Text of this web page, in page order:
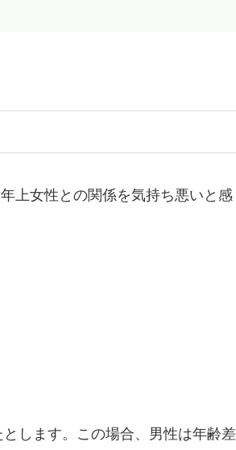
上女性との関係を気持ち悪いと感
します。この場合、男性は年齢差